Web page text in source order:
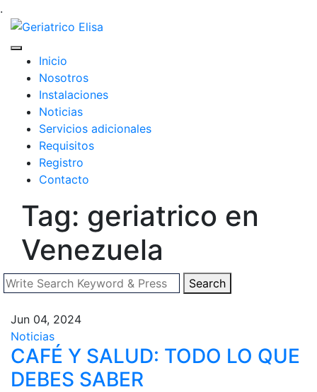
.
Inicio
Nosotros
Instalaciones
Noticias
Servicios adicionales
Requisitos
Registro
Contacto
Tag: geriatrico en
Venezuela
Search
Jun 04, 2024
Noticias
CAFÉ Y SALUD: TODO LO QUE
DEBES SABER